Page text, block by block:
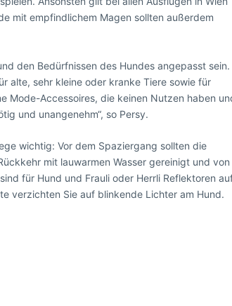
mit empfindlichem Magen sollten außerdem
den Bedürfnissen des Hundes angepasst sein.
alte, sehr kleine oder kranke Tiere sowie für
Mode-Accessoires, die keinen Nutzen haben
und unangenehm“, so Persy.
wichtig: Vor dem Spaziergang sollten die
mit lauwarmen Wasser gereinigt und von
für Hund und Frauli oder Herrli Reflektoren
verzichten Sie auf blinkende Lichter am Hund.